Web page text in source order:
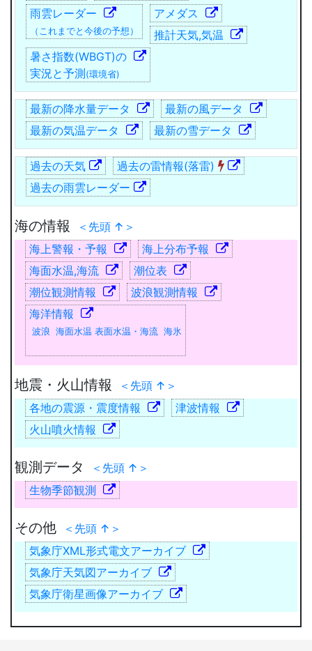
雨雲レーダー
（これまでと今後の予想）
アメダス
推計天気,気温
暑さ指数(WBGT)の
実況と予測 (環境省)
最新の降水量データ
最新の風データ
最新の気温データ
最新の雪データ
過去の天気
過去の雷情報(落雷)
過去の雨雲レーダー
海の情報
＜先頭 ↑＞
海上警報・予報
海上分布予報
海面水温,海流
潮位表
潮位観測情報
波浪観測情報
海洋情報
波浪 海面水温 表面水温・海流 海氷
地震・火山情報
＜先頭 ↑＞
各地の震源・震度情報
津波情報
火山噴火情報
観測データ
＜先頭 ↑＞
生物季節観測
その他
＜先頭 ↑＞
気象庁XML形式電文アーカイブ
気象庁天気図アーカイブ
気象庁衛星画像アーカイブ